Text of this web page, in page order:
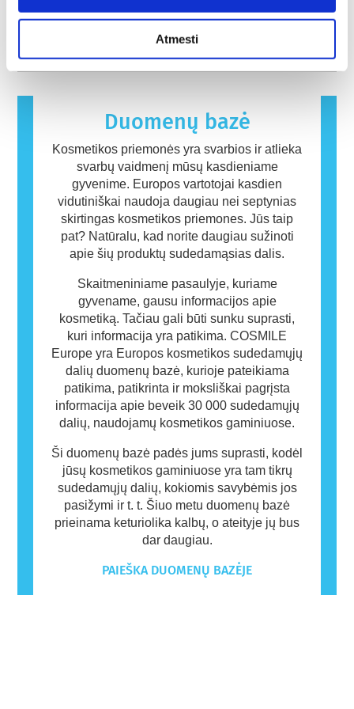
Atmesti
įmonės teisiškai privalo atlikti, apima visą
sistemos sutrikimus.
saugumą.
atsiranda, kai žmogaus imuninė sistema
nekenksmingos daugumai žmonių. Medžiaga,
sukelianti alerginę reakciją, vadinama
kuriems žmonėms gali sukelti alergiją. Tai
nereiškia, kad produktas nėra saugus naudoti
kitiems.
Duomenų bazė
Kosmetikos priemonės yra svarbios ir atlieka
svarbų vaidmenį mūsų kasdieniame
gyvenime. Europos vartotojai kasdien
vidutiniškai naudoja daugiau nei septynias
skirtingas kosmetikos priemones. Jūs taip
pat? Natūralu, kad norite daugiau sužinoti
apie šių produktų sudedamąsias dalis.
Skaitmeniniame pasaulyje, kuriame
gyvename, gausu informacijos apie
kosmetiką. Tačiau gali būti sunku suprasti,
kuri informacija yra patikima. COSMILE
Europe yra Europos kosmetikos sudedamųjų
dalių duomenų bazė, kurioje pateikiama
patikima, patikrinta ir moksliškai pagrįsta
informacija apie beveik 30 000 sudedamųjų
dalių, naudojamų kosmetikos gaminiuose.
Ši duomenų bazė padės jums suprasti, kodėl
jūsų kosmetikos gaminiuose yra tam tikrų
sudedamųjų dalių, kokiomis savybėmis jos
pasižymi ir t. t. Šiuo metu duomenų bazė
prieinama keturiolika kalbų, o ateityje jų bus
dar daugiau.
PAIEŠKA DUOMENŲ BAZĖJE